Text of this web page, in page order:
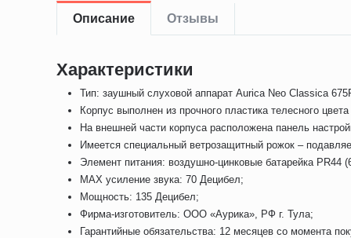
Описание Отзывы
Характеристики
Тип: заушный слуховой аппарат Aurica Neo Classica
Корпус выполнен из прочного пластика телесного
На внешней части корпуса расположена панель
Имеется специальный ветрозащитный рожок –
Элемент питания: воздушно-цинковые батарейка PR44
MAX усиление звука: 70 Децибел;
Мощность: 135 Децибел;
Фирма-изготовитель: ООО «Аурика», РФ г. Тула;
Гарантийные обязательства: 12 месяцев со момента